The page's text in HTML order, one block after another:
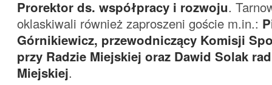
Prorektor ds. współpracy i rozwoju.
oklaskiwali również zaproszeni goście m.in.:
Górnikiewicz, przewodniczący Komisji
przy Radzie Miejskiej oraz Dawid Solak
Miejskiej.